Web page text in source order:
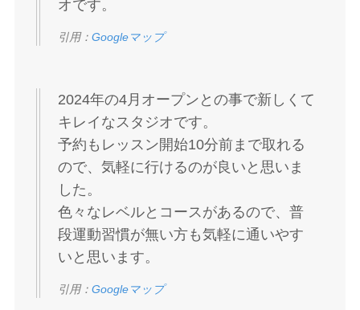
オです。
引用： Googleマップ
2024年の4月オープンとの事で新しくて
キレイなスタジオです。
予約もレッスン開始10分前まで取れる
ので、気軽に行けるのが良いと思いま
した。
色々なレベルとコースがあるので、普
段運動習慣が無い方も気軽に通いやす
いと思います。
引用： Googleマップ